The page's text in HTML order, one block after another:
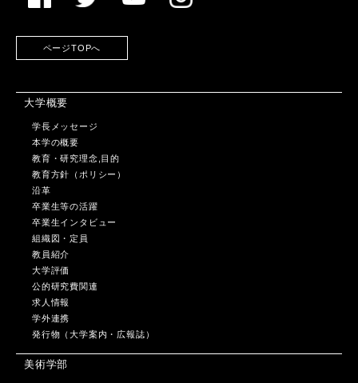
ページTOPへ
大学概要
学長メッセージ
本学の概要
教育・研究理念,目的
教育方針（ポリシー）
沿革
卒業生等の活躍
卒業生インタビュー
組織図・定員
教員紹介
大学評価
公的研究費関連
求人情報
学外連携
発行物（大学案内・広報誌）
美術学部